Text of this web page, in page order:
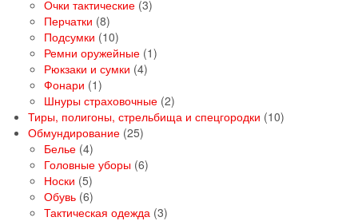
товара
Очки тактические 33
Перчатки 88
товаров
Подсумки 1010
товаров
Ремни оружейные 11
Рюкзаки и сумки 44
Фонари 11
товар
Шнуры страховочные 22
товара
Тиры, полигоны, стрельбища и спецгородки 1010
Обмундирование 2525
Белье 44
товара
Головные уборы 66
Носки 55
товаров
Обувь 66
товаров
Тактическая одежда 33